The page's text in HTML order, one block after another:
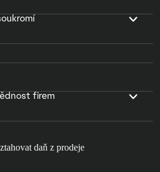
firem
daň z prodeje